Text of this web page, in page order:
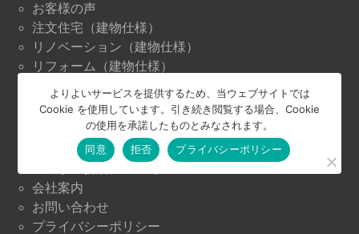
お客様の声
注文住宅（建物仕様）
リノベーション（建物仕様）
リフォーム（建物仕様）
《豊泉工務店の情報》
ニュース＆トピックス
イベント情報
会社案内
お問い合わせ
プライバシーポリシー
よりよいサービスを提供するため、当ウェブサイトでは
Cookie を使用しています。引き続き閲覧する場合、Cookie
の使用を承諾したものとみなされます。
同意
拒否 プライバシーポリシー